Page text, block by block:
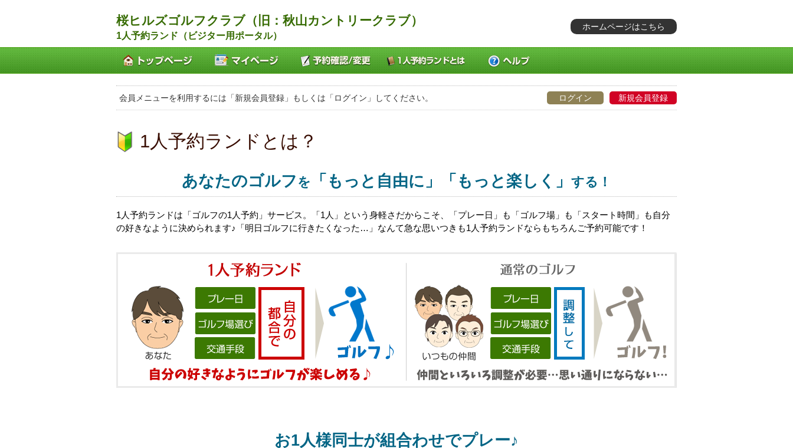
桜ヒルズゴルフクラブ（旧：秋山カントリークラブ）
1人予約ランド（ビジター用ポータル）
ホームページはこちら
会員メニューを利用するには「新規会員登録」もしくは「ログイン」してください。 新規会員登録
ログイン
1人予約ランドとは？
あなたのゴルフ を 「もっと自由に」「もっと楽しく」 する！
1人予約ランドは「ゴルフの1人予約」サービス。「1人」という身軽さだからこそ、「プレー日」も「ゴルフ場」も「スタート時間」も自分
の好きなように決められます♪「明日ゴルフに行きたくなった…」なんて急な思いつきも1人予約ランドならもちろんご予約可能です！
お1人様同士が組合わせでプレー♪